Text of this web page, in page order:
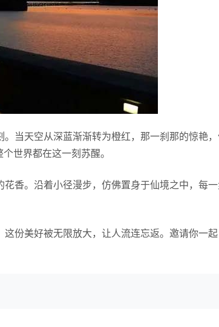
当天空从深蓝渐渐转为橙红，那一刹那的惊艳
世界都在这一刻苏醒。
香。沿着小径漫步，仿佛置身于仙境之中，每
份美好被无限放大，让人流连忘返。邀请你一